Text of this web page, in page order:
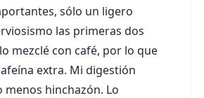
sólo un ligero
las primeras dos
mezclé con café, por lo que
extra. Mi digestión
menos hinchazón. Lo